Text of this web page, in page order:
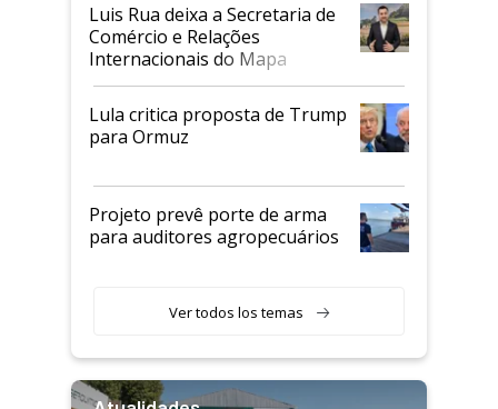
Luis Rua deixa a Secretaria de
Comércio e Relações
Internacionais do Mapa
Lula critica proposta de Trump
para Ormuz
Projeto prevê porte de arma
para auditores agropecuários
Ver todos los temas